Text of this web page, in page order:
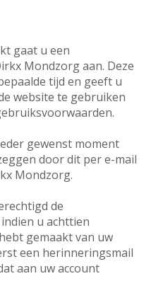
gaat u een
Mondzorg aan. Deze
tijd en geeft u
website te gebruiken
gewenst moment
door dit per e-mail
Mondzorg.
de
u achttien
gemaakt van uw
een herinneringsmail
aan uw account